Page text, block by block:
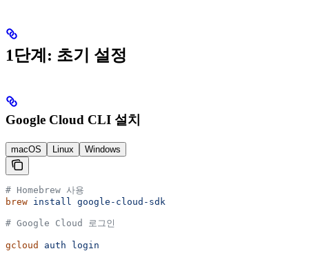
1단계: 초기 설정
Google Cloud CLI 설치
macOS Linux Windows
# Homebrew 사용
brew install google-cloud-sdk
# Google Cloud 로그인
gcloud auth login